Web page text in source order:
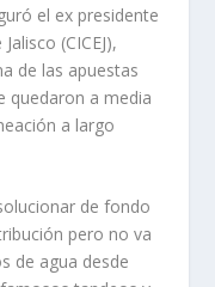
el ex presidente
(CICEJ),
de las apuestas
quedaron a media
a largo
de fondo
pero no va
de agua desde